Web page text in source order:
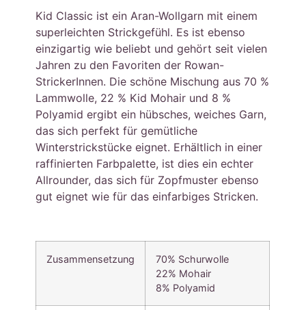
Kid Classic ist ein Aran-Wollgarn mit einem
superleichten Strickgefühl. Es ist ebenso
einzigartig wie beliebt und gehört seit vielen
Jahren zu den Favoriten der Rowan-
StrickerInnen. Die schöne Mischung aus 70 %
Lammwolle, 22 % Kid Mohair und 8 %
Polyamid ergibt ein hübsches, weiches Garn,
das sich perfekt für gemütliche
Winterstrickstücke eignet. Erhältlich in einer
raffinierten Farbpalette, ist dies ein echter
Allrounder, das sich für Zopfmuster ebenso
gut eignet wie für das einfarbiges Stricken.
Zusammensetzung
70% Schurwolle
22% Mohair
8% Polyamid